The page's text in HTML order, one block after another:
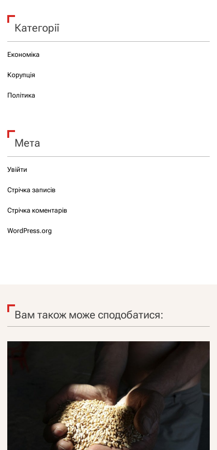
Категорії
Економіка
Корупція
Політика
Мета
Увійти
Стрічка записів
Стрічка коментарів
WordPress.org
Вам також може сподобатися: